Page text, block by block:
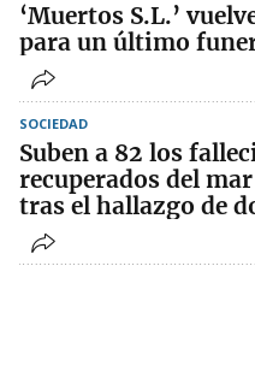
‘Muertos S.L.’
para un último
SOCIEDAD
Suben a 82 los
recuperados del
tras el hallazgo de